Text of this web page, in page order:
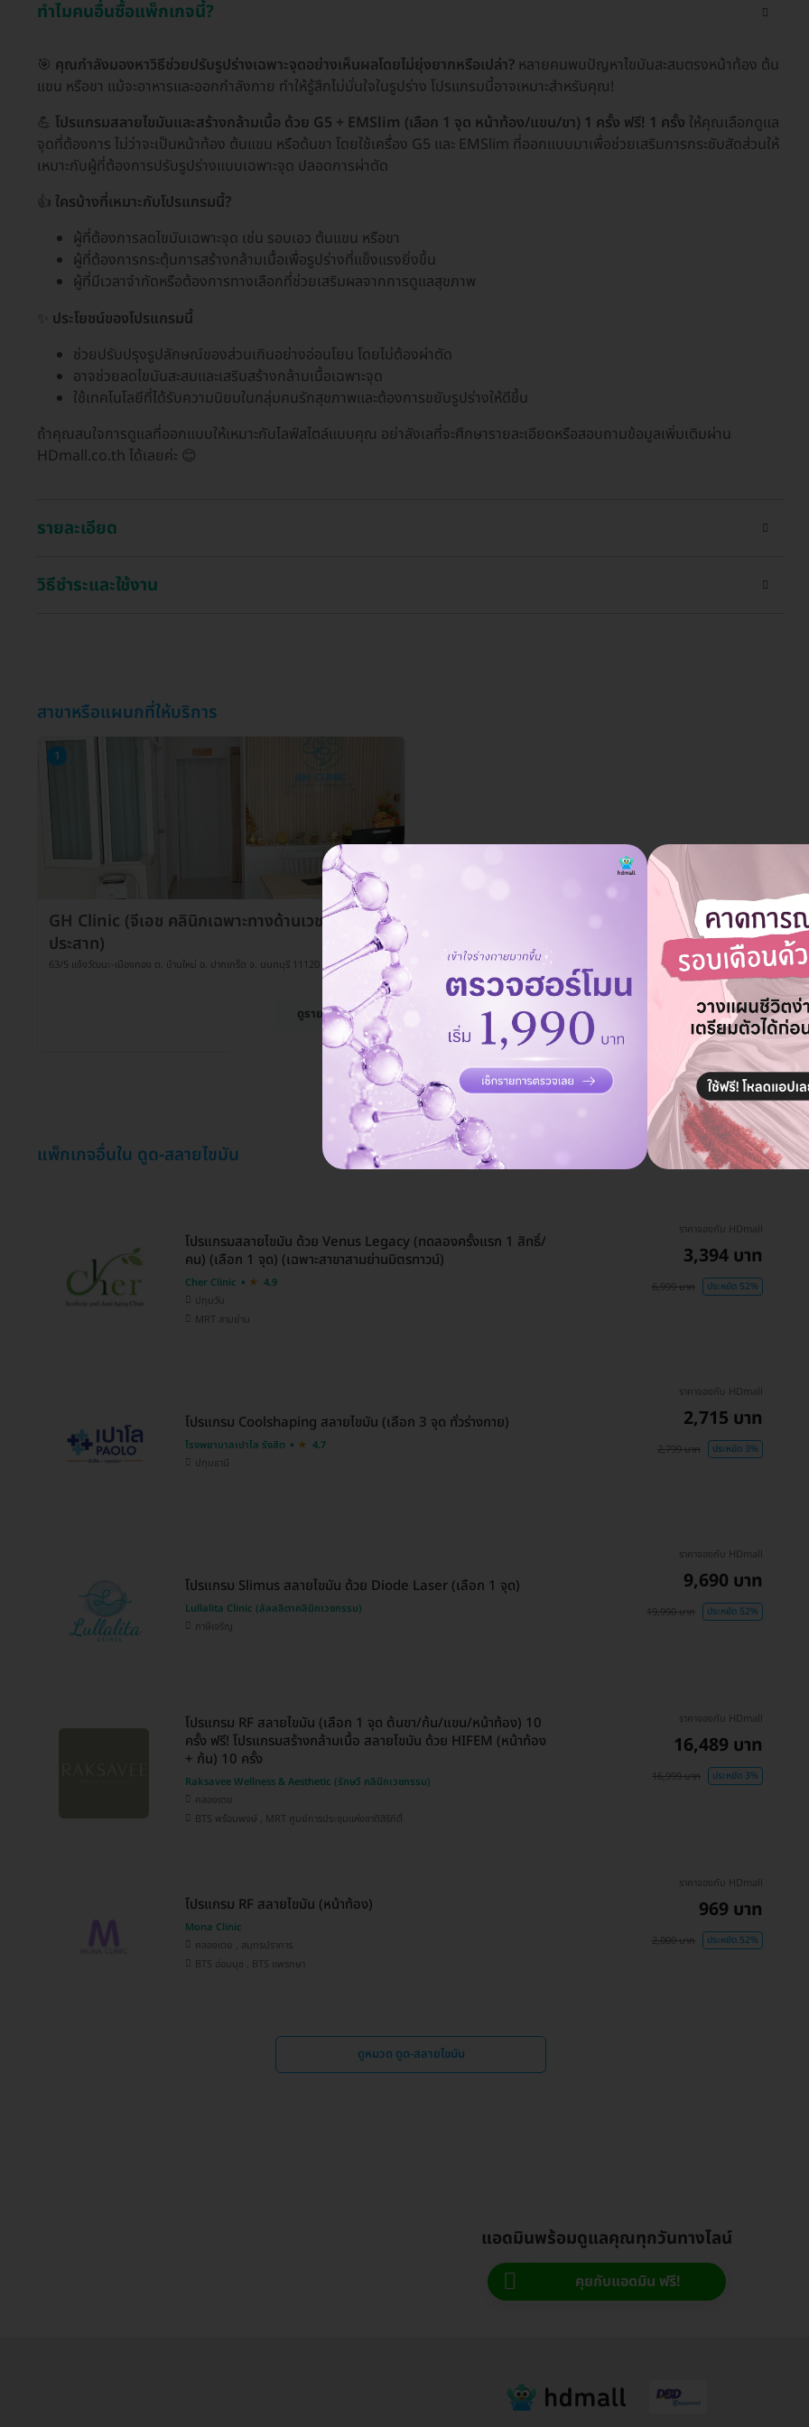
ทำไมคนอื่นซื้อแพ็กเกจนี้?
🎯 คุณกำลังมองหาวิธีช่วยปรับรูปร่างเฉพาะจุดอย่างเห็นผลโดยไม่ยุ่งยากหรือเปล่า? หลายคนพบปัญหาไขมันสะสมตรงหน้าท้อง ต้น
แขน หรือขา แม้จะอาหารและออกกำลังกาย ทำให้รู้สึกไม่มั่นใจในรูปร่าง โปรแกรมนี้อาจเหมาะสำหรับคุณ!
💪 โปรแกรมสลายไขมันและสร้างกล้ามเนื้อ ด้วย G5 + EMSlim (เลือก 1 จุด หน้าท้อง/แขน/ขา) 1 ครั้ง ฟรี! 1 ครั้ง ให้คุณเลือกดูแล
จุดที่ต้องการ ไม่ว่าจะเป็นหน้าท้อง ต้นแขน หรือต้นขา โดยใช้เครื่อง G5 และ EMSlim ที่ออกแบบมาเพื่อช่วยเสริมการกระชับสัดส่วนให้
เหมาะกับผู้ที่ต้องการปรับรูปร่างแบบเฉพาะจุด ปลอดการผ่าตัด
👍 ใครบ้างที่เหมาะกับโปรแกรมนี้?
ผู้ที่ต้องการลดไขมันเฉพาะจุด เช่น รอบเอว ต้นแขน หรือขา
ผู้ที่ต้องการกระตุ้นการสร้างกล้ามเนื้อเพื่อรูปร่างที่แข็งแรงยิ่งขึ้น
ผู้ที่มีเวลาจำกัดหรือต้องการทางเลือกที่ช่วยเสริมผลจากการดูแลสุขภาพ
ประโยชน์ของโปรแกรมนี้
ช่วยปรับปรุงรูปลักษณ์ของส่วนเกินอย่างอ่อนโยน โดยไม่ต้องผ่าตัด
อาจช่วยลดไขมันสะสมและเสริมสร้างกล้ามเนื้อเฉพาะจุด
ใช้เทคโนโลยีที่ได้รับความนิยมในกลุ่มคนรักสุขภาพและต้องการขยับรูปร่างให้ดีขึ้น
ถ้าคุณสนใจการดูแลที่ออกแบบให้เหมาะกับไลฟ์สไตล์แบบคุณ อย่าลังเลที่จะศึกษารายละเอียดหรือสอบถามข้อมูลเพิ่มเติมผ่าน
HDmall.co.th ได้เลยค่ะ 😊
รายละเอียด
วิธีชำระและใช้งาน
สาขาหรือแผนกที่ให้บริการ
1
GH Clinic (จีเอช คลินิกเฉพาะทางด้านเวชกรรมระบบ
ประสาท)
63/5 แจ้งวัฒนะ-เมืองทอง ต. บ้านใหม่ อ. ปากเกร็ด จ. นนทบุรี 11120
ดูรายละเอียด
แพ็กเกจอื่นใน ดูด-สลายไขมัน
โปรแกรมสลายไขมัน ด้วย Venus Legacy (ทดลองครั้งแรก 1 สิทธิ์/
คน) (เลือก 1 จุด) (เฉพาะสาขาสามย่านมิตรทาวน์)
Cher Clinic
4.9
ปทุมวัน
MRT สามย่าน
ราคาจองกับ HDmall
3,394 บาท
6,999 บาท ประหยัด 52%
โปรแกรม Coolshaping สลายไขมัน (เลือก 3 จุด ทั่วร่างกาย)
โรงพยาบาลเปาโล รังสิต
4.7
ปทุมธานี
ราคาจองกับ HDmall
2,715 บาท
2,799 บาท ประหยัด 3%
โปรแกรม Slimus สลายไขมัน ด้วย Diode Laser (เลือก 1 จุด)
Lullalita Clinic (ลัลลลิตาคลินิกเวชกรรม)
ภาษีเจริญ
ราคาจองกับ HDmall
9,690 บาท
19,990 บาท ประหยัด 52%
โปรแกรม RF สลายไขมัน (เลือก 1 จุด ต้นขา/ก้น/แขน/หน้าท้อง) 10
ครั้ง ฟรี! โปรแกรมสร้างกล้ามเนื้อ สลายไขมัน ด้วย HIFEM (หน้าท้อง
+ ก้น) 10 ครั้ง
Raksavee Wellness & Aesthetic (รักษวี คลินิกเวชกรรม)
คลองเตย
BTS พร้อมพงษ์ , MRT ศูนย์การประชุมแห่งชาติสิริกิติ์
ราคาจองกับ HDmall
16,489 บาท
16,999 บาท ประหยัด 3%
โปรแกรม RF สลายไขมัน (หน้าท้อง)
Mona Clinic
คลองเตย , สมุทรปราการ
BTS อ่อนนุช , BTS แพรกษา
ราคาจองกับ HDmall
969 บาท
2,000 บาท ประหยัด 52%
ดูหมวด ดูด-สลายไขมัน
แอดมินพร้อมดูแลคุณทุกวันทางไลน์
คุยกับแอดมิน ฟรี!